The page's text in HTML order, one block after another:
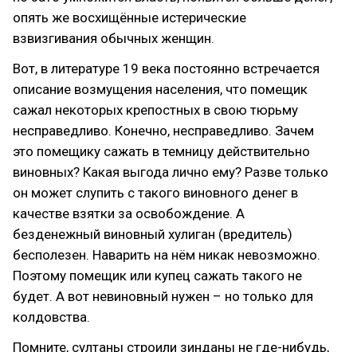
опять же восхищённые истерические
взвизгивания обычных женщин.
Вот, в литературе 19 века постоянно встречается
описание возмущения населения, что помещик
сажал некоторых крепостных в свою тюрьму
несправедливо. Конечно, несправедливо. Зачем
это помещику сажать в темницу действительно
виновных? Какая выгода лично ему? Разве только
он может слупить с такого виновного денег в
качестве взятки за освобождение. А
безденежный виновный хулиган (вредитель)
бесполезен. Наварить на нём никак невозможно.
Поэтому помещик или купец сажать такого не
будет. А вот невиновный нужен – но только для
колдовства.
Помните, султаны строили зинданы не где-нибудь,